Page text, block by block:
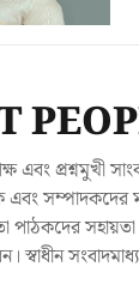
এবং প্রশ্নমুখী
সম্পাদকদের
স্বাধীন